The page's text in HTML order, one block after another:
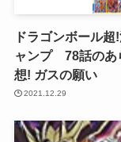
ドラゴンボール超
ャンプ 78話のあ
想! ガスの願い
2021.12.29